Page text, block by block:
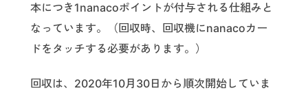
本につき1nanacoポイントが付与される仕組みと
なっています。（回収時、回収機にnanacoカー
ドをタッチする必要があります。）
回収は、2020年10月30日から順次開始していま